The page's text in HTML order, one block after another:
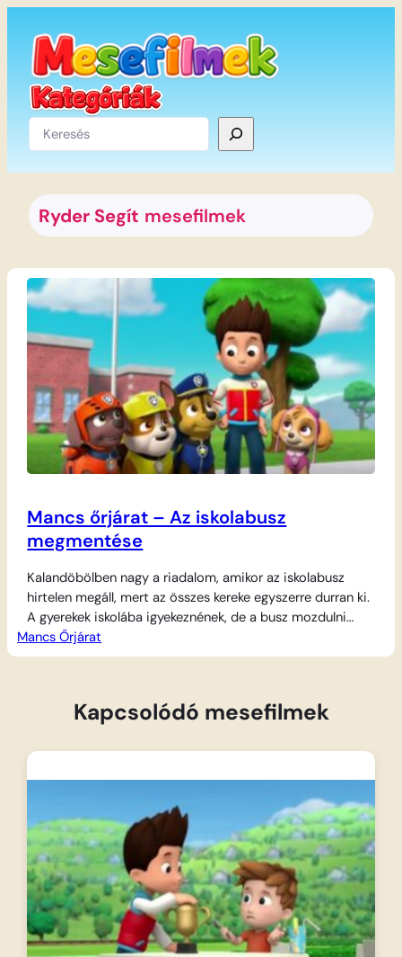
tartalomhoz
Keresés
Ryder Segít mesefilmek
Mancs őrjárat – Az iskolabusz
megmentése
Kalandöbölben nagy a riadalom, amikor az iskolabusz
hirtelen megáll, mert az összes kereke egyszerre durran ki.
A gyerekek iskolába igyekeznének, de a busz mozdulni
sem bír. Szerencsére Ryder és a hős kutyik azonnal a
helyszínre sietnek, hogy megoldják a problémát. Mivel a
Mancs Őrjárat
Kapcsolódó mesefilmek